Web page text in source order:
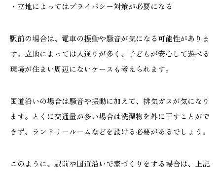
・立地によってはプライバシー対策が必要になる
駅前の場合は、電車の振動や騒音が気になる可能性がありま
す。立地によっては人通りが多く、子どもが安心して遊べる
環境が住まい周辺にないケースも考えられます。
国道沿いの場合は騒音や振動に加えて、排気ガスが気になり
ます。とくに交通量が多い場合は洗濯物を外に干すことがで
きず、ランドリールームなどを設ける必要があるでしょう。
このように、駅前や国道沿いで家づくりをする場合は、上記